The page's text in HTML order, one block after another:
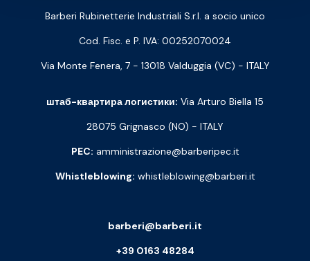
Barberi Rubinetterie Industriali S.r.l. a socio unico
Cod. Fisc. e P. IVA: 00252070024
Via Monte Fenera, 7 - 13018 Valduggia (VC) - ITALY
штаб-квартира логистики: Via Arturo Biella 15
28075 Grignasco (NO) - ITALY
PEC: amministrazione@barberipec.it
Whistleblowing: whistleblowing@barberi.it
barberi@barberi.it
+39 0163 48284